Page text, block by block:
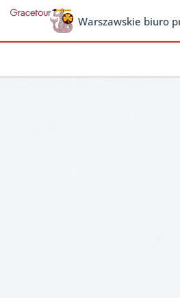
Skip to contentWarszawskie biuro